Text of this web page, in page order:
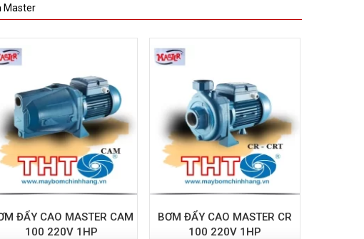
Master
ĐẨY CAO MASTER CAM
100 220V 1HP
BƠM ĐẨY CAO MASTER CR
100 220V 1HP